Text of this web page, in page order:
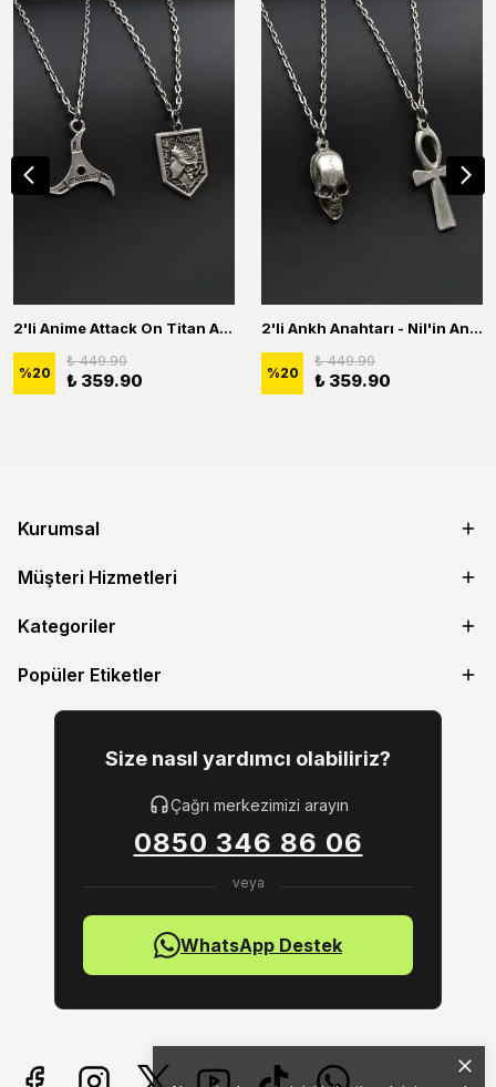
2'li Anime Attack On Titan Acrylic Maria Anime Naruto Erkek Kadın Kolye Seti
%20
₺ 449.90
₺ 359.90
2'li Ankh Anahtarı - Nil'in Anahtarı - Kuru Kafa Erkek Kadın Kolye Seti
%20
₺ 449.90
₺ 359.90
Kurumsal
Müşteri Hizmetleri
Kategoriler
Popüler Etiketler
Size nasıl yardımcı olabiliriz?
Çağrı merkezimizi arayın
0850 346 86 06
WhatsApp Destek